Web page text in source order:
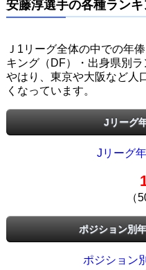
安藤淳選手の各種ランキ
Ｊ1リーグ全体の中での年
キング（DF）・出身県別ラ
やはり、東京や大阪など人
くなっています。
Jリーグ
Jリーグ
（
ポジション別
ポジション